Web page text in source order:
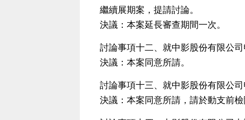
繼續展期案，提請討論。
決議：本案延長審查期間一次。
討論事項十二、就中影股份有限公
決議：本案同意所請。
討論事項十三、就中影股份有限公
決議：本案同意所請，請於動支前